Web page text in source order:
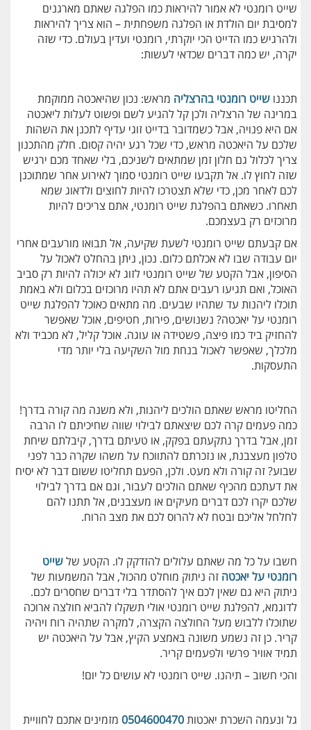
שייט רומנטי לא אמור להיראות כמו הפלגה שאתם מארגנים
למסיבת יום הולדת או הפלגה משפחתית – הוא צריך להיראות
ולהרגיש כמו הדייט הכי יוקרתי, רומנטי ועדין בעולם. כדי שזה
יקרה, יש כמה דברים שכדאי לעשות:
תכננו שייט רומנטי בהרצליה מראש: נכון שהיאכטה ממוקמת
במרינה של הרצליה ולכן קל להגיע לשם ופשוט לעלות ליאכטה
אם היא פנויה, אבל כשמדובר בדייט זוגי עדיף לתכנן את השהות
שלכם על היאכטה מראש, כדי שכל רגע יהיה קסום. חלק מהתכנון
צריך לכלול גם חלון זמן שמתאים לשניכם, בלי שאחד מכם ירגיש
שזה לחוץ לו. אל תקבעו שייט רומנטי סמוך לאירוע אחר שמתוכנן
לכם לאחר מכן, כדי שלא תצטרכו להיות לחוצים ולדאוג שמא
תאחרו. כשאתם בהפלגת שייט רומנטי, אתם צריכים להיות
מרוכזים רק בעצמכם.
אם קבעתם שייט רומנטי לשעת שקיעה, אל תבואו מורעבים אחרי
יום עבודה שבו לא אכלתם כלום. נכון, ניתן בהחלט לאכול על
הסיפון, אבל הקטע של שייט רומנטי לזוג לא יכולה להיות רק סביב
האוכל, ואם תגיעו רעבים אתם לא תהיו מרוכזים בכלום ולא באמת
תוכלו ליהנות עד שתהיו שבעים. מה מתאים כאוכל להפלגת שייט
רומנטי על יאכטה? נשנושים, פירות, חטיפים, אוכל שאפשר
להחזיק ביד כמו פיצה, פשטידה או עוגה. אוכל קליל, לא מכביד ולא
מלכלך, שאפשר לאכול בנחת מול השקיעה בלי יותר מדי
התעסקות.
החליטו מראש שאתם הולכים ליהנות, ולא משנה מה קורה בדרך!
כמה פעמים קרה לכם שיצאתם לבילוי שווה שחיכיתם לו הרבה
זמן, אבל בדרך נתקעתם בפקק, או טעיתם בדרך, קיבלתם שיחת
טלפון מעצבנת, או נזכרתם להתווכח על משהו שקרה כבר לפני
שבוע? זה קורה ולא מעט. ולכן, הפעם תחליטו ששום דבר לא יסיח
את דעתכם מהכיף שאתם הולכים לעבור, וגם אם בדרך לבילוי
שלכם יקרו לכם דברים מעיקים או מעצבנים, אל תתנו להם
לחלחל אליכם ובטח לא להרוס לכם את מצב הרוח.
חשבו על כל מה שאתם עלולים להזדקק לו. הקטע שלשייט
רומנטי על יאכטה זה ניתוק מוחלט מהכול, אבל המשמעות של
ניתוק היא גם שאין לכם איך להסתדר בלי דברים שחסרים לכם.
לדוגמא, להפלגת שייט רומנטי אולי תשקלו להביא חולצה ארוכה
שתוכלו ללבוש מעל החולצה הקצרה, למקרה שתהיה רוח ויהיה
קריר. כן זה נשמע משונה באמצע הקיץ, אבל על היאכטה יש
תמיד אוויר פרשי ולפעמים קריר.
והכי חשוב – תיהנו. שייט רומנטי לא עושים כל יום!
גל ונעמה השכרת יאכטות0504600470 מזמינים אתכם לחוויית